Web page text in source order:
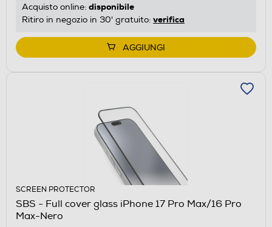
Acquisto online: disponibile
Ritiro in negozio in 30' gratuito: verifica
AGGIUNGI
SCREEN PROTECTOR
SBS - Full cover glass iPhone 17 Pro Max/16 Pro
Max-Nero